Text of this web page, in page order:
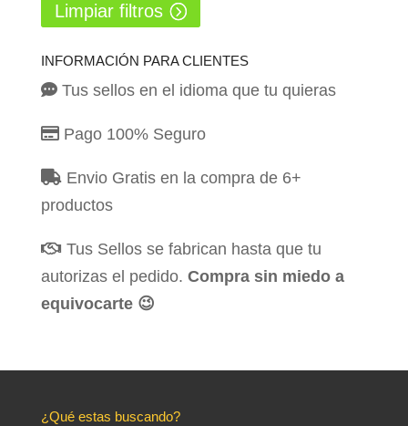
Limpiar filtros
INFORMACIÓN PARA CLIENTES
Tus sellos en el idioma que tu quieras
Pago 100% Seguro
Envio Gratis en la compra de 6+
productos
Tus Sellos se fabrican hasta que tu
autorizas el pedido. Compra sin miedo a
equivocarte 😉
¿Qué estas buscando?